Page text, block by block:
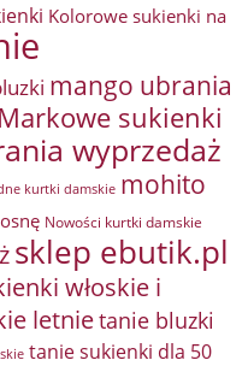
Kolorowe sukienki na
mango ubrania
Markowe sukienki
wyprzedaż
kurtki damskie mohito
Nowości kurtki damskie
sklep ebutik.pl
włoskie i
letnietanie bluzki
tanie sukienki dla 50